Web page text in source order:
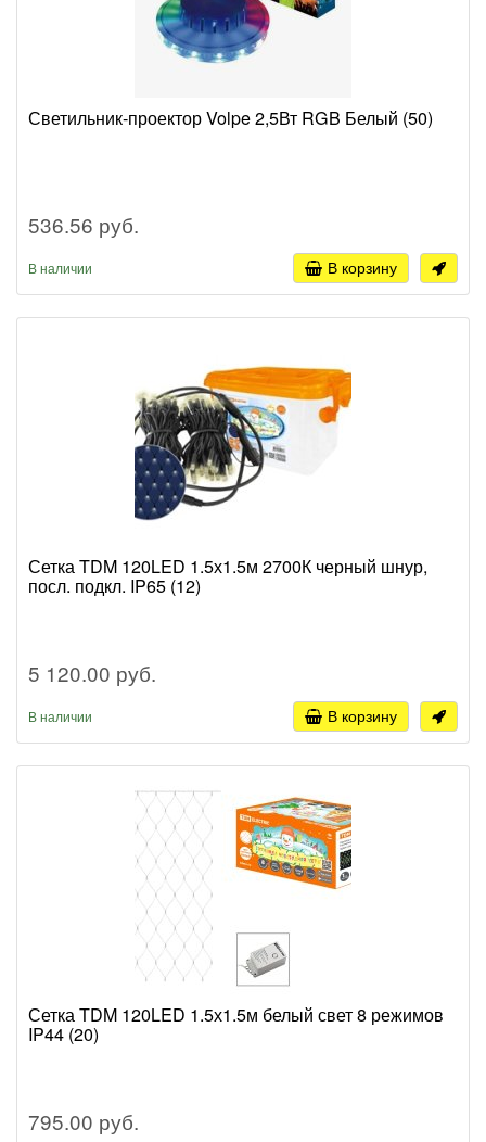
Светильник-проектор Volpe 2,5Вт RGB Белый (50)
536.56 руб.
В наличии В корзину
Сетка TDM 120LED 1.5х1.5м 2700К черный шнур,
посл. подкл. IP65 (12)
5 120.00 руб.
В наличии В корзину
Сетка TDM 120LED 1.5х1.5м белый свет 8 режимов
IP44 (20)
795.00 руб.